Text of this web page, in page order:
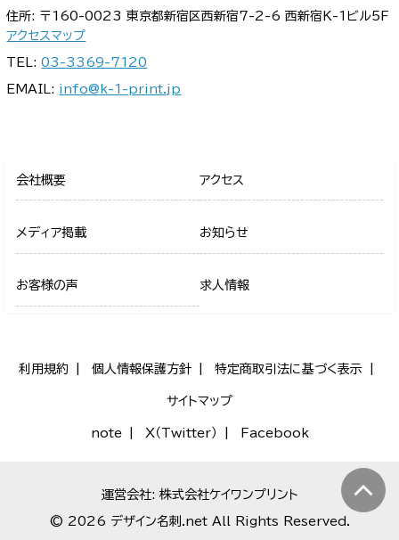
住所: 〒160-0023 東京都新宿区西新宿7-2-6 西新宿K-1ビル5F
アクセスマップ
TEL:03-3369-7120
EMAIL: info@k-1-print.jp
会社概要 アクセス
メディア掲載 お知らせ
お客様の声 求人情報
利用規約 個人情報保護方針 特定商取引法に基づく表示
サイトマップ
note X（Twitter） Facebook
運営会社: 株式会社ケイワンプリント
© 2026 デザイン名刺.net All Rights Reserved.